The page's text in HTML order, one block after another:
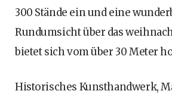
300 Stände ein und eine
Rundumsicht über das
bietet sich vom über 30 Meter
Historisches Kunsthandwerk,